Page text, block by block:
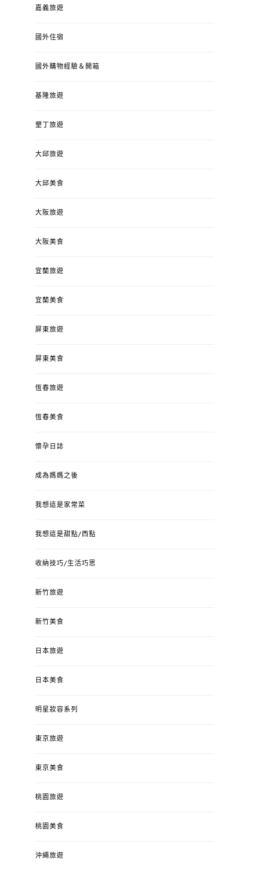
嘉義旅遊
國外住宿
國外購物經驗＆開箱
基隆旅遊
墾丁旅遊
大邱旅遊
大邱美食
大阪旅遊
大阪美食
宜蘭旅遊
宜蘭美食
屏東旅遊
屏東美食
恆春旅遊
恆春美食
懷孕日誌
成為媽媽之後
我想這是家常菜
我想這是甜點/西點
收納技巧/生活巧思
新竹旅遊
新竹美食
日本旅遊
日本美食
明星妝容系列
東京旅遊
東京美食
桃園旅遊
桃園美食
沖繩旅遊